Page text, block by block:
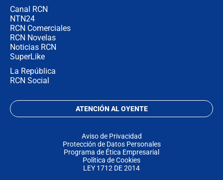
Canal RCN
NTN24
RCN Comerciales
RCN Novelas
Noticias RCN
SuperLike
La República
RCN Social
ATENCIÓN AL OYENTE
Aviso de Privacidad
Protección de Datos Personales
Programa de Ética Empresarial
Política de Cookies
LEY 1712 DE 2014